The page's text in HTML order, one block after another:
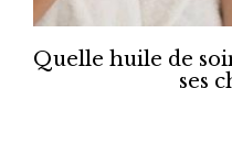
Quelle huile de
ses